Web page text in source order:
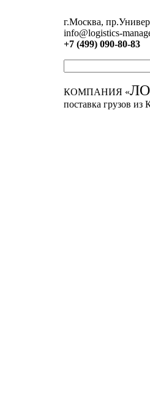
г.Москва,
info@logistics-
+7 (499) 090-80-83
КОМПАНИЯ «
поставка грузов из